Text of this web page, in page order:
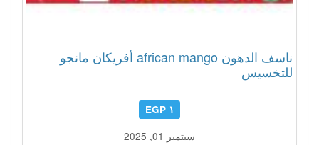
ناسف الدهون african mango أفريكان مانجو
للتخسيس
١ EGP
سبتمبر 01, 2025